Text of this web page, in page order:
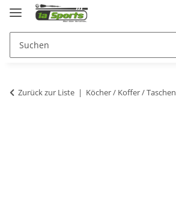
Zurück zur Liste Köcher / Koffer / Taschen